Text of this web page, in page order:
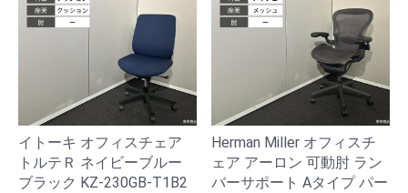
イトーキ オフィスチェア
トルテＲ ネイビーブルー
ブラック KZ-230GB-T1B2
Herman Miller オフィスチ
ェア アーロン 可動肘 ラン
バーサポート Aタイプ パー